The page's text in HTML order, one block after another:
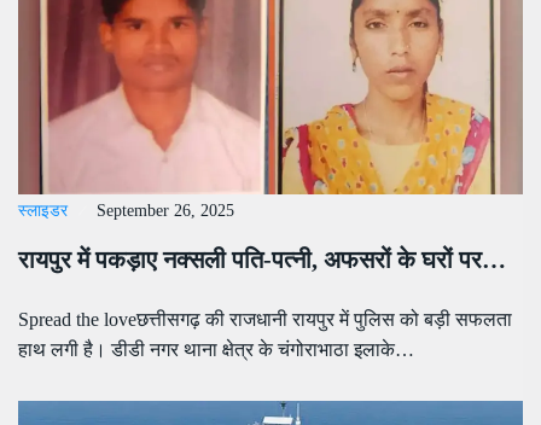
स्लाइडर September 26, 2025
रायपुर में पकड़ाए नक्सली पति-पत्नी, अफसरों के घरों पर…
Spread the loveछत्तीसगढ़ की राजधानी रायपुर में पुलिस को बड़ी सफलता
हाथ लगी है। डीडी नगर थाना क्षेत्र के चंगोराभाठा इलाके…